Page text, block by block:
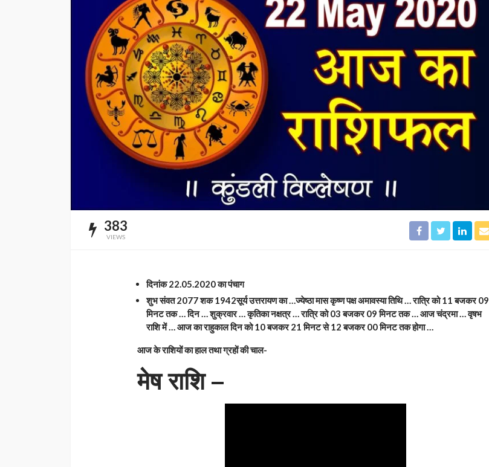
383
VIEWS
दिनांक 22.05.2020 का पंचाग
शुभ संवत 2077 शक 1942सूर्य उत्तरायण का …ज्येष्ठा मास कृष्ण पक्ष अमावस्या तिथि … रात्रि को 11 बजकर 09
मिनट तक … दिन … शुक्रवार … कृतिका नक्षत्र … रात्रि को 03 बजकर 09 मिनट तक … आज चंद्रमा … वृषभ
राशि में … आज का राहुकाल दिन को 10 बजकर 21 मिनट से 12 बजकर 00 मिनट तक होगा …
आज के राशियों का हाल तथा ग्रहों की चाल-
मेष राशि –